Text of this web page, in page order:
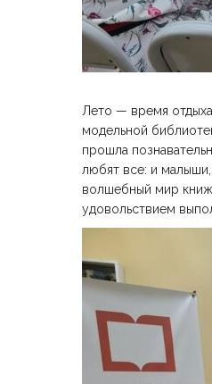
Лето — время
модельной
прошла
любят все: и
волшебный мир
удовольствием